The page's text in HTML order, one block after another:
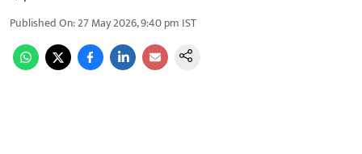
Published On:27 May 2026, 9:40 pm IST